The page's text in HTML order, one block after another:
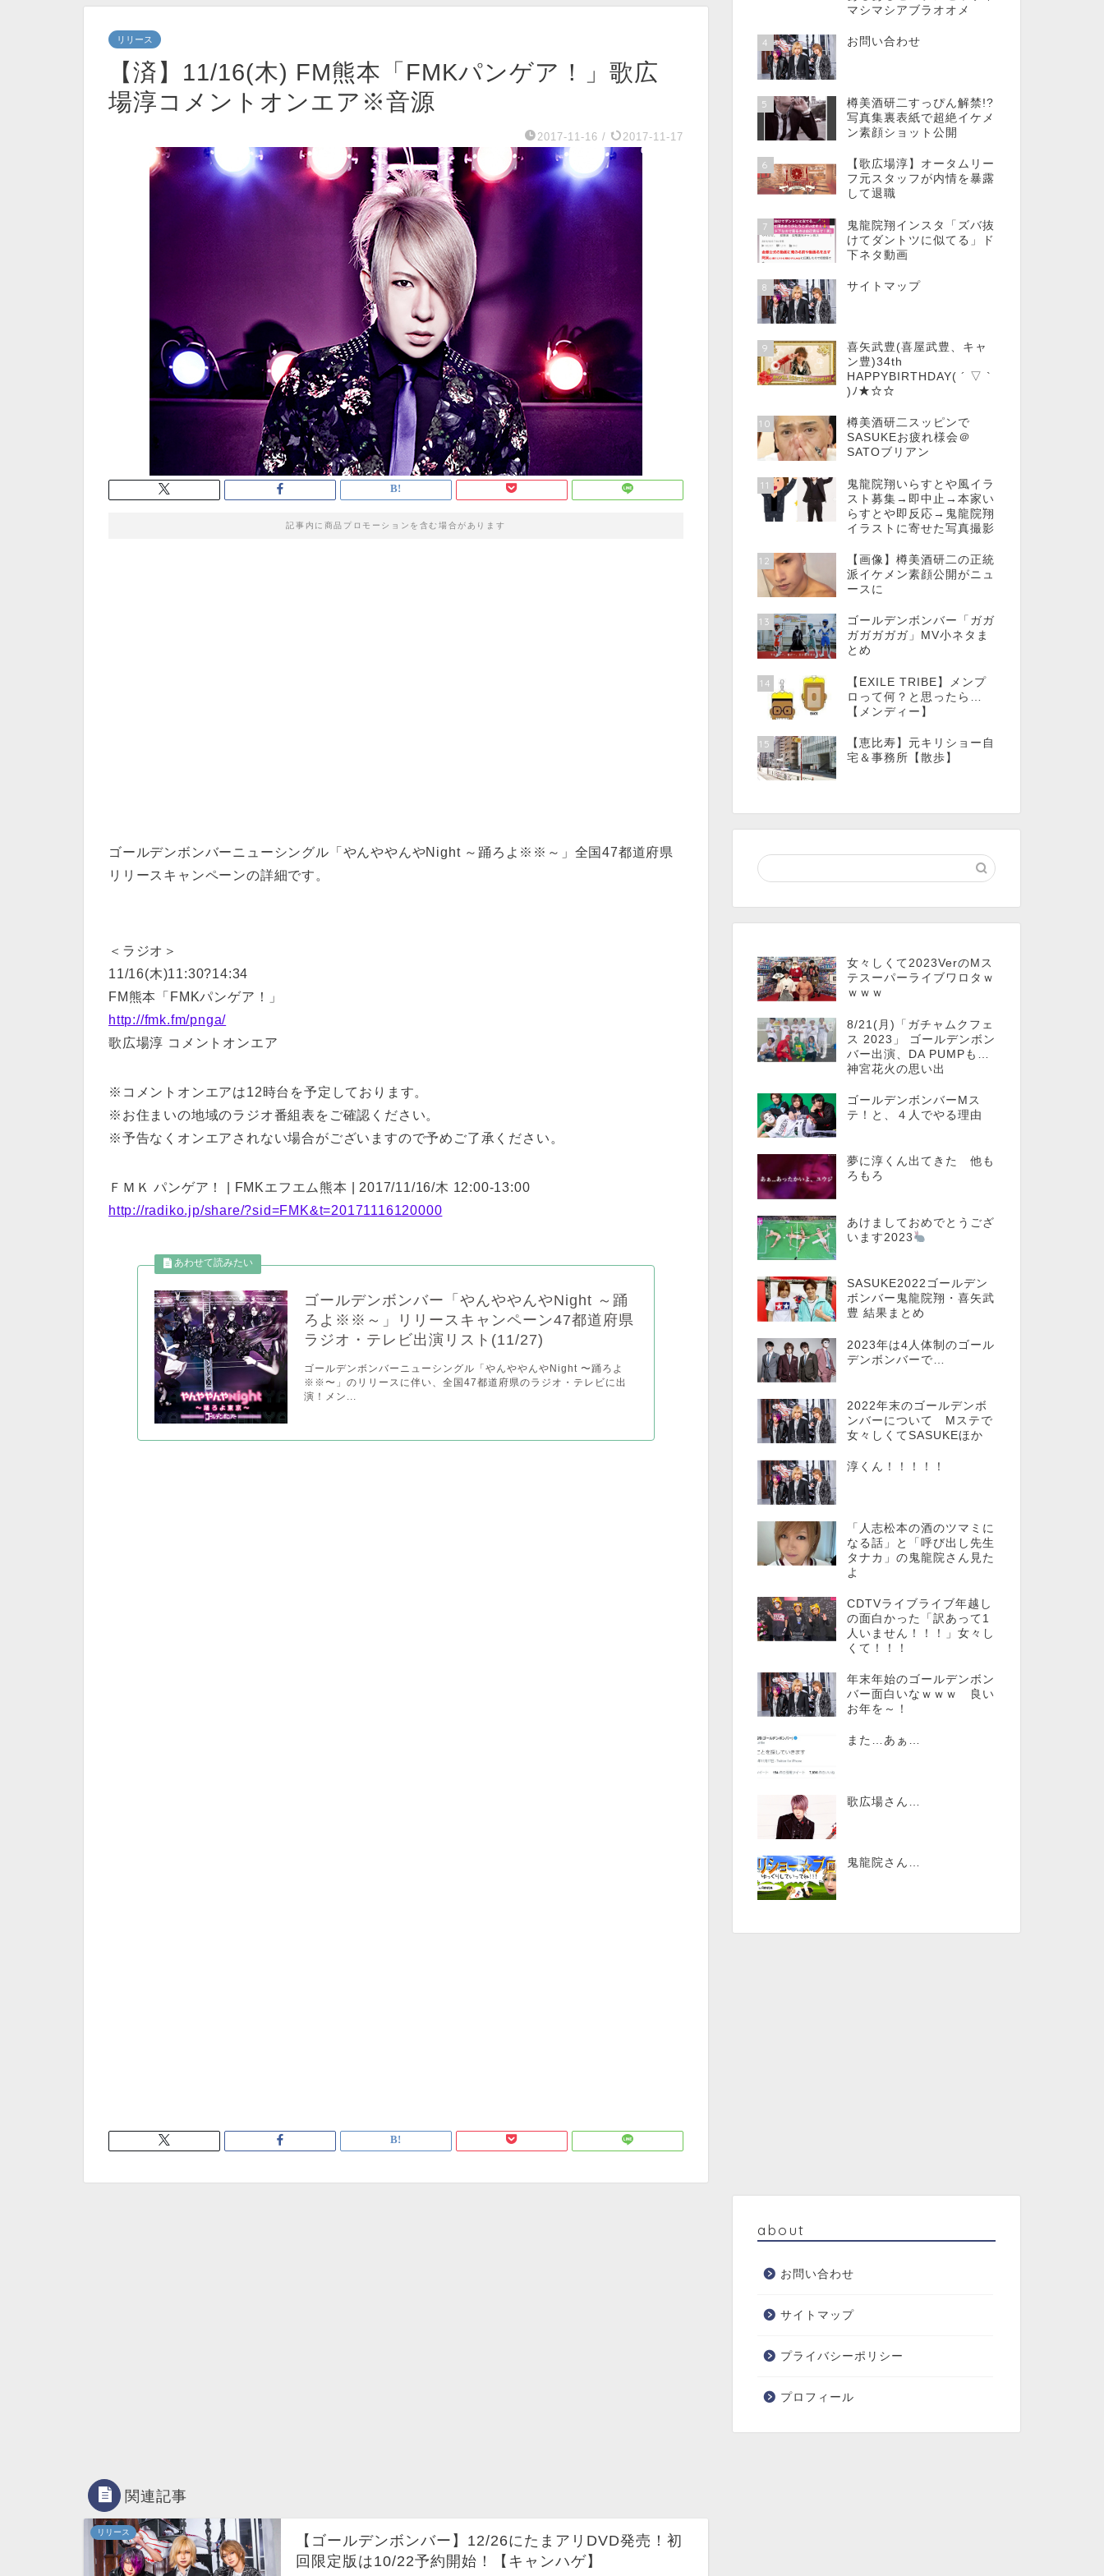
リリース
【済】11/16(木) FM熊本「FMKパンゲア！」歌広
場淳コメントオンエア※音源
2017-11-16 / 2017-11-17
記事内に商品プロモーションを含む場合があります
ゴールデンボンバーニューシングル「やんややんやNight ～踊ろよ※※～」全国47都道府県
リリースキャンペーンの詳細です。
＜ラジオ＞
11/16(木)11:30?14:34
FM熊本「FMKパンゲア！」
http://fmk.fm/pnga/
歌広場淳 コメントオンエア
※コメントオンエアは12時台を予定しております。
※お住まいの地域のラジオ番組表をご確認ください。
※予告なくオンエアされない場合がございますので予めご了承ください。
ＦＭＫ パンゲア！ | FMKエフエム熊本 | 2017/11/16/木 12:00-13:00
http://radiko.jp/share/?sid=FMK&t=20171116120000
ゴールデンボンバー「やんややんやNight ～踊
ろよ※※～」リリースキャンペーン47都道府県
ラジオ・テレビ出演リスト(11/27)
ゴールデンボンバーニューシングル「やんややんやNight 〜踊ろよ
※※〜」のリリースに伴い、全国47都道府県のラジオ・テレビに出
演！メン...
関連記事
リリース
【ゴールデンボンバー】12/26にたまアリDVD発売！初
回限定版は10/22予約開始！【キャンハゲ】
マシマシアブラオオメ
4 お問い合わせ
5
樽美酒研二すっぴん解禁!?
写真集裏表紙で超絶イケメ
ン素顔ショット公開
6
【歌広場淳】オータムリー
フ元スタッフが内情を暴露
して退職
7
鬼龍院翔インスタ「ズバ抜
けてダントツに似てる」ド
下ネタ動画
8 サイトマップ
9
喜矢武豊(喜屋武豊、キャ
ン豊)34th
HAPPYBIRTHDAY( ´ ▽ `
)ﾉ★☆☆
10
樽美酒研二スッピンで
SASUKEお疲れ様会＠
SATOブリアン
11
鬼龍院翔いらすとや風イラ
スト募集→即中止→本家い
らすとや即反応→鬼龍院翔
イラストに寄せた写真撮影
12
【画像】樽美酒研二の正統
派イケメン素顔公開がニュ
ースに
13
ゴールデンボンバー「ガガ
ガガガガガ」MV小ネタま
とめ
14
【EXILE TRIBE】メンプ
ロって何？と思ったら…
【メンディー】
15
【恵比寿】元キリショー自
宅＆事務所【散歩】
女々しくて2023VerのMス
テスーパーライブワロタｗ
ｗｗｗ
8/21(月)「ガチャムクフェ
ス 2023」 ゴールデンボン
バー出演、DA PUMPも…
神宮花火の思い出
ゴールデンボンバーMス
テ！と、４人でやる理由
夢に淳くん出てきた 他も
ろもろ
あけましておめでとうござ
います2023
SASUKE2022ゴールデン
ボンバー鬼龍院翔・喜矢武
豊 結果まとめ
2023年は4人体制のゴール
デンボンバーで…
2022年末のゴールデンボ
ンバーについて Mステで
女々しくてSASUKEほか
淳くん！！！！！
「人志松本の酒のツマミに
なる話」と「呼び出し先生
タナカ」の鬼龍院さん見た
よ
CDTVライブライブ年越し
の面白かった「訳あって1
人いません！！！」女々し
くて！！！
年末年始のゴールデンボン
バー面白いなｗｗｗ 良い
お年を～！
また…あぁ…
歌広場さん…
鬼龍院さん…
about
お問い合わせ
サイトマップ
プライバシーポリシー
プロフィール